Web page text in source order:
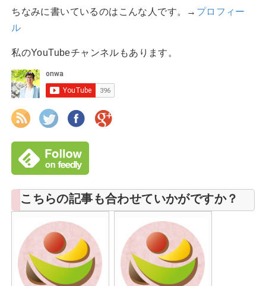
ちなみに書いているのはこんな人です。→ プロフィー
ル
私のYouTubeチャンネルもあります。
こちらの記事も合わせていかがですか？